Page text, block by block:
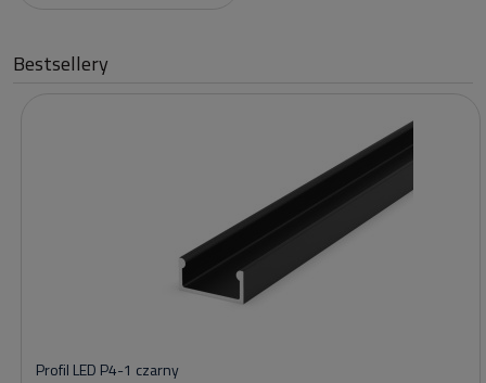
Bestsellery
Profil LED P4-1 czarny